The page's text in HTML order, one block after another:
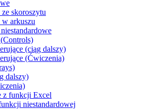
skoroszytu
w arkuszu
(ciąg dalszy)
(Ćwiczenia)
dalszy)
z funkcji Excel
niestandardowej